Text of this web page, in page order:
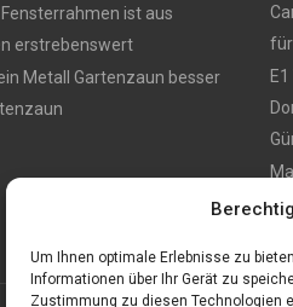
Um Ihnen optimale Erlebnisse zu
Informationen über Ihr Gerät zu
Zustimmung zu diesen Technologien
ist aus
erstrebenswert
Metall Gartenzaun besser